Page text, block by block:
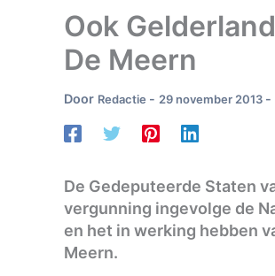
Ook
De Meern
Door Redactie - 29 november 2013 -
De Gedeputeerde Staten
vergunning ingevolge de
en het in werking hebben
Meern.